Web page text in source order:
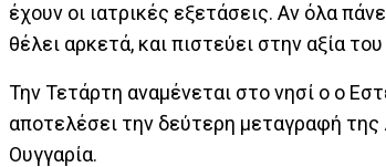
έχουν οι ιατρικές εξετάσεις. Αν όλα
θέλει αρκετά, και πιστεύει στην αξία του
Την Τετάρτη αναμένεται στο νησί ο ο
αποτελέσει την δεύτερη μεταγραφή της
Ουγγαρία.